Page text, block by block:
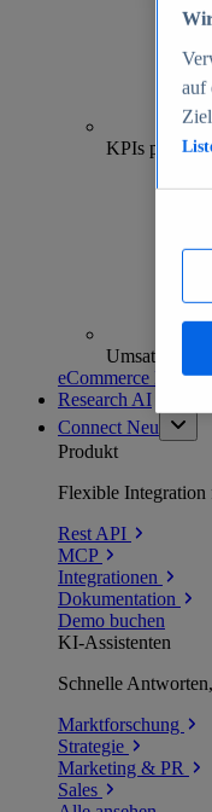
KPIs pro
eCommerce
Research AI
Connect Neu
Produkt
Flexible Integration
Rest API
MCP
Integrationen
Dokumentation
Demo buchen
KI-Assistenten
Schnelle
Marktforschung
Strategie
Marketing & PR
Sales
auf